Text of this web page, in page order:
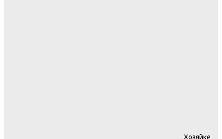
Хозяйке